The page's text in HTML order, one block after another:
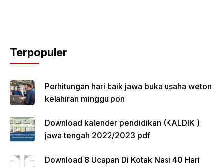
Terpopuler
Perhitungan hari baik jawa buka usaha weton
kelahiran minggu pon
Download kalender pendidikan (KALDIK )
jawa tengah 2022/2023 pdf
Download 8 Ucapan Di Kotak Nasi 40 Hari